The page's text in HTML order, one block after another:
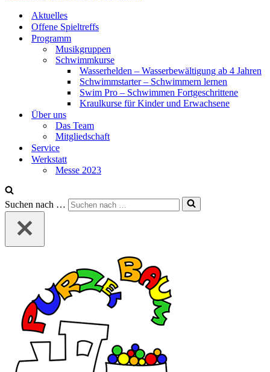
Aktuelles
Offene Spieltreffs
Programm
Musikgruppen
Schwimmkurse
Wasserhelden – Wasserbewältigung ab 4 Jahren
Schwimmstarter – Schwimmern lernen
Swim Pro – Schwimmen Fortgeschrittene
Kraulkurse für Kinder und Erwachsene
Über uns
Das Team
Mitgliedschaft
Service
Werkstatt
Messe 2023
Suchen nach …